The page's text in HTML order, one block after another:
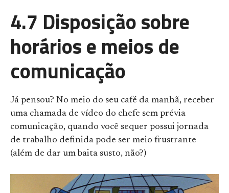
4.7 Disposição sobre
horários e meios de
comunicação
Já pensou? No meio do seu café da manhã, receber
uma chamada de vídeo do chefe sem prévia
comunicação, quando você sequer possui jornada
de trabalho definida pode ser meio frustrante
(além de dar um baita susto, não?)